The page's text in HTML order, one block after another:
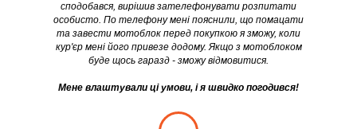
сподобався, вирішив зателефонувати розпитати
особисто. По телефону мені пояснили, що помацати
та завести мотоблок перед покупкою я зможу, коли
кур'єр мені його привезе додому. Якщо з мотоблоком
буде щось гаразд - зможу відмовитися.
Мене влаштували ці умови, і я швидко погодився!